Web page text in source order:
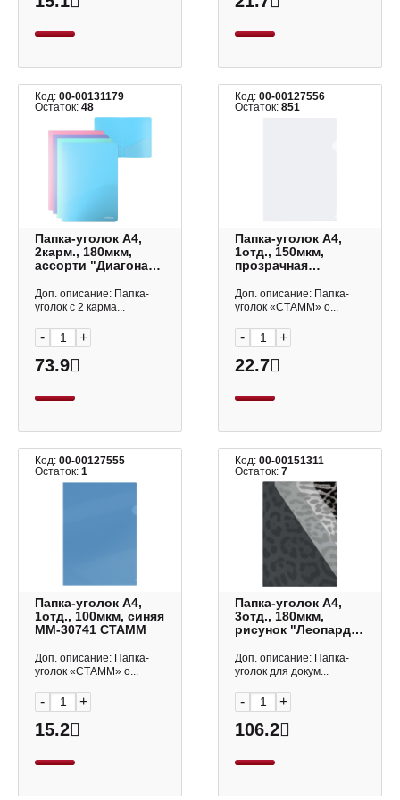
Код: 00-00131179
Остаток: 48
Папка-уголок А4,
2карм., 180мкм,
ассорти "Диагональ
Erich Krause
Доп. описание: Папка-
уголок с 2 карма...
- +
73.9
Код:00-00127556
Остаток:851
Папка-уголок А4,
1отд., 150мкм,
прозрачная
Доп. описание: Папка-
уголок «СТАММ» о...
- +
22.7
Код: 00-00127555
Остаток: 1
Папка-уголок А4,
1отд., 100мкм, синяя
ММ-30741 СТАММ
Доп. описание: Папка-
уголок «СТАММ» о...
- +
15.2
Код:00-00151311
Остаток:7
Папка-уголок А4,
3отд., 180мкм,
рисунок "Леопард
Феникс+
Доп. описание: Папка-
уголок для докум...
- +
106.2